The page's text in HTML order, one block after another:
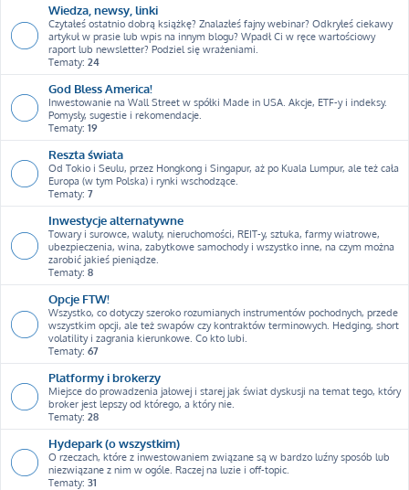
Wiedza, newsy, linki
Czytałeś ostatnio dobrą książkę? Znalazłeś fajny webinar? Odkryłeś ciekawy
artykuł w prasie lub wpis na innym blogu? Wpadł Ci w ręce wartościowy
raport lub newsletter? Podziel się wrażeniami.
Tematy: 24
God Bless America!
Inwestowanie na Wall Street w spółki Made in USA. Akcje, ETF-y i indeksy.
Pomysły, sugestie i rekomendacje.
Tematy: 19
Reszta świata
Od Tokio i Seulu, przez Hongkong i Singapur, aż po Kuala Lumpur, ale też cała
Europa (w tym Polska) i rynki wschodzące.
Tematy: 7
Inwestycje alternatywne
Towary i surowce, waluty, nieruchomości, REIT-y, sztuka, farmy wiatrowe,
ubezpieczenia, wina, zabytkowe samochody i wszystko inne, na czym można
zarobić jakieś pieniądze.
Tematy: 8
Opcje FTW!
Wszystko, co dotyczy szeroko rozumianych instrumentów pochodnych, przede
wszystkim opcji, ale też swapów czy kontraktów terminowych. Hedging, short
volatility i zagrania kierunkowe. Co kto lubi.
Tematy: 67
Platformy i brokerzy
Miejsce do prowadzenia jałowej i starej jak świat dyskusji na temat tego, który
broker jest lepszy od którego, a który nie.
Tematy: 28
Hydepark (o wszystkim)
O rzeczach, które z inwestowaniem związane są w bardzo luźny sposób lub
niezwiązane z nim w ogóle. Raczej na luzie i off-topic.
Tematy: 31